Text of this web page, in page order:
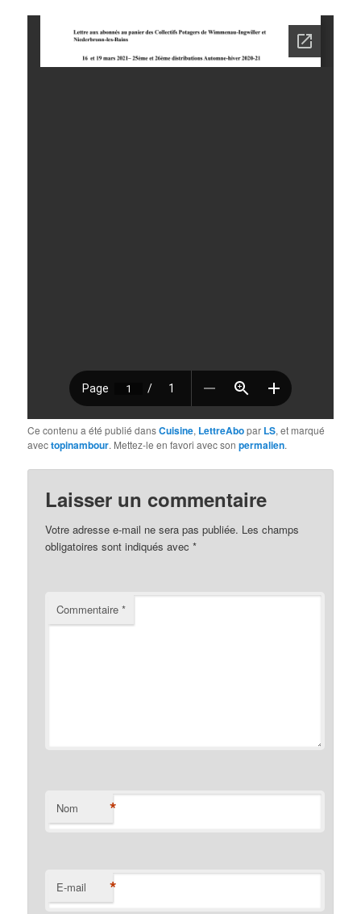
Ce contenu a été publié dansCuisine, LettreAbopar LS, et marqué
avectopinambour. Mettez-le en favori avec sonpermalien.
Laisser un commentaire
Votre adresse e-mail ne sera pas publiée. Les champs
obligatoires sont indiqués avec*
Commentaire*
Nom *
E-mail *